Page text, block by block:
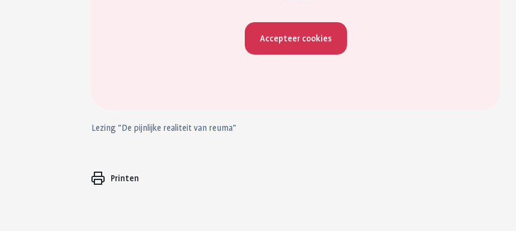
Accepteer cookies
Lezing "De pijnlijke realiteit van reuma"
Printen